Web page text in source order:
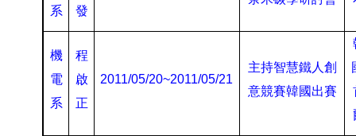
系 發
機
電
系
程
啟
正
2011/05/20~2011/05/21
主持智慧鐵人創
意競賽韓國出賽